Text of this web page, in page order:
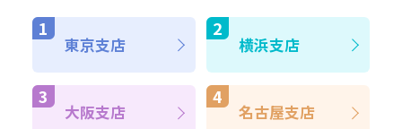
東京支店 横浜支店
大阪支店 名古屋支店